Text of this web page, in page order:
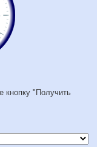
кнопку "Получить